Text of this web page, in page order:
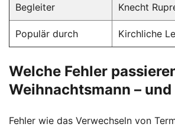
Begleiter Knecht
Populär durch Kirchliche
Welche Fehler
Weihnachtsmann –
Fehler wie das Verwechseln von